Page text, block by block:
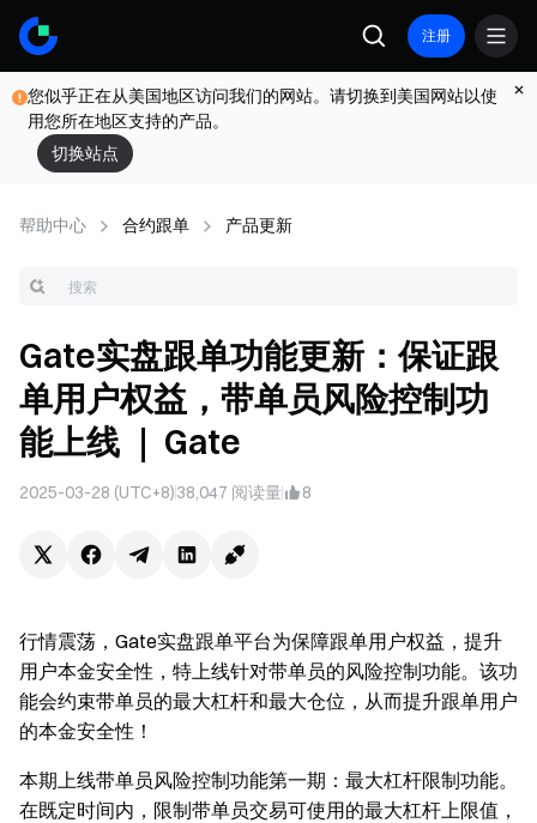
注册
您似乎正在从美国地区访问我们的网站。请切换到美国网站以使
用您所在地区支持的产品。
切换站点
帮助中心 合约跟单 产品更新
Gate实盘跟单功能更新：保证跟
单用户权益，带单员风险控制功
能上线 ｜ Gate
2025-03-28 (UTC+8)38,047 阅读量 8
行情震荡，Gate实盘跟单平台为保障跟单用户权益，提升
用户本金安全性，特上线针对带单员的风险控制功能。该功
能会约束带单员的最大杠杆和最大仓位，从而提升跟单用户
的本金安全性！
本期上线带单员风险控制功能第一期：最大杠杆限制功能。
在既定时间内，限制带单员交易可使用的最大杠杆上限值，